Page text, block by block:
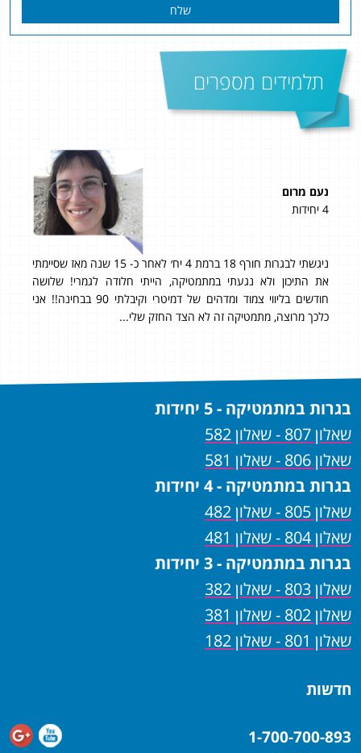
שלח
תלמידים מספרים
נעם מרום
4 יחידות
ניגשתי לבגרות חורף 18 ברמת 4 יח׳ לאחר כ- 15 שנה מאז שסיימתי
את התיכון ולא נגעתי במתמטיקה, הייתי חלודה לגמרי! שלושה
חודשים בליווי צמוד ומדהים של דמיטרי וקיבלתי 90 בבחינה!! אני
כלכך מרוצה, מתמטיקה זה לא הצד החזק שלי...
בגרות במתמטיקה - 5 יחידות
שאלון 807 - שאלון 582
שאלון 806 - שאלון 581
בגרות במתמטיקה - 4 יחידות
שאלון 805 - שאלון 482
שאלון 804 - שאלון 481
בגרות במתמטיקה - 3 יחידות
שאלון 803 - שאלון 382
שאלון 802 - שאלון 381
שאלון 801 - שאלון 182
חדשות
1-700-700-893